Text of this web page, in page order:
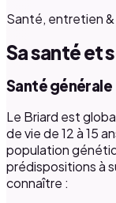
Santé, entretien
Sa santé et
Santé générale
Le Briard est
de vie de 12 à 15
population
prédispositions à
connaître :